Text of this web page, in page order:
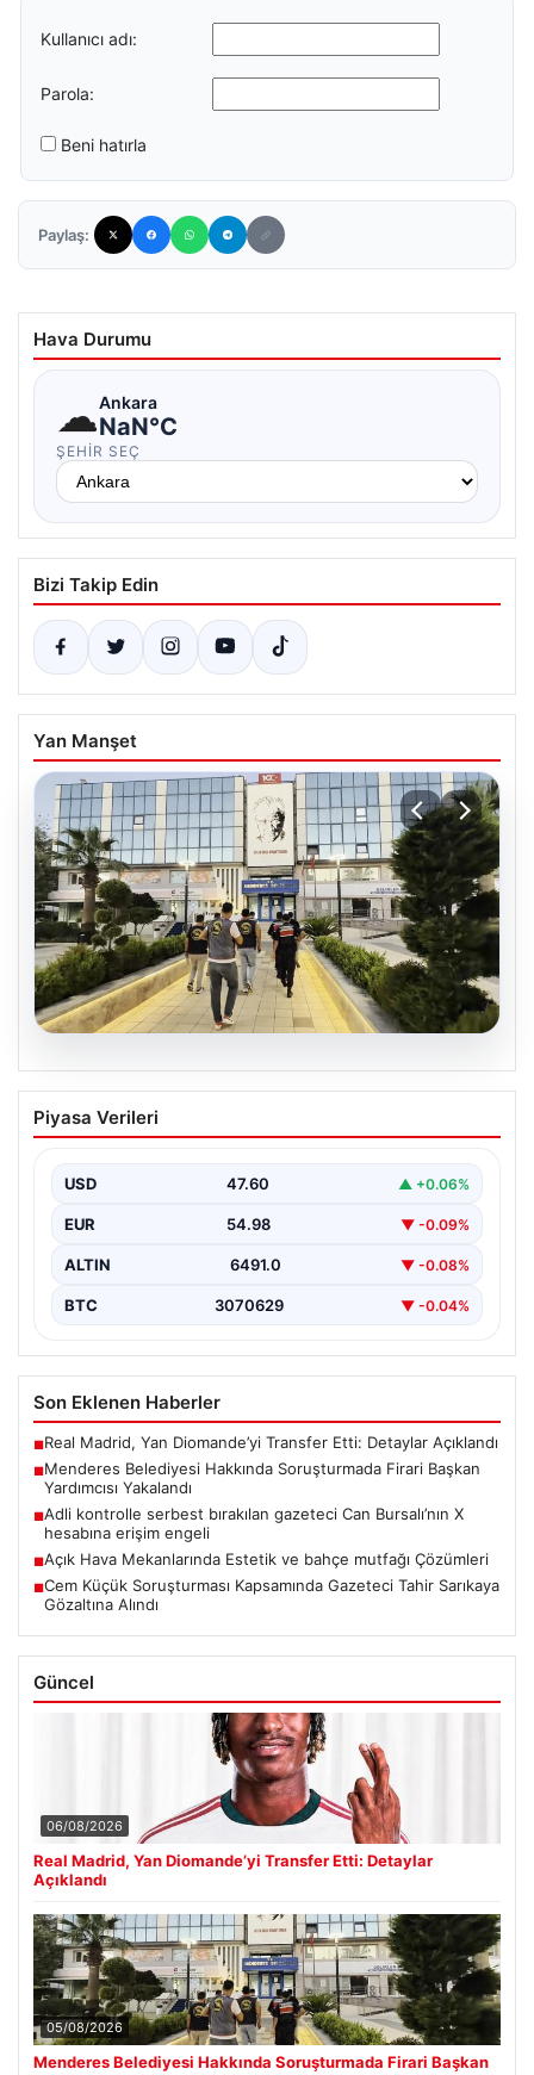
Kullanıcı adı:
Parola:
Beni hatırla
Paylaş:
Hava Durumu
☁Ankara
NaN°C
ŞEHIR SEÇ
Bizi Takip Edin
Yan Manşet
05.08.2026
Menderes Belediyesi Hakkında
Soruşturmada Firari Başkan Yardımcısı
İzmir'de Menderes Belediyesi'ne yönelik
olarak aranan Belediye Başkan Yardımcısı…
Piyasa Verileri
USD 47.60 ▲ +0.06%
EUR 54.98 ▼ -0.09%
ALTIN 6491.0 ▼ -0.08%
BTC 3070629 ▼ -0.04%
Son Eklenen Haberler
■Real Madrid, Yan Diomande’yi Transfer Etti: Detaylar Açıklandı
■Menderes Belediyesi Hakkında Soruşturmada Firari Başkan
Yardımcısı Yakalandı
■Adli kontrolle serbest bırakılan gazeteci Can Bursalı’nın X
hesabına erişim engeli
■Açık Hava Mekanlarında Estetik ve bahçe mutfağı Çözümleri
■Cem Küçük Soruşturması Kapsamında Gazeteci Tahir Sarıkaya
Gözaltına Alındı
Güncel
06/08/2026
Real Madrid, Yan Diomande’yi Transfer Etti: Detaylar
Açıklandı
05/08/2026
Menderes Belediyesi Hakkında Soruşturmada Firari Başkan